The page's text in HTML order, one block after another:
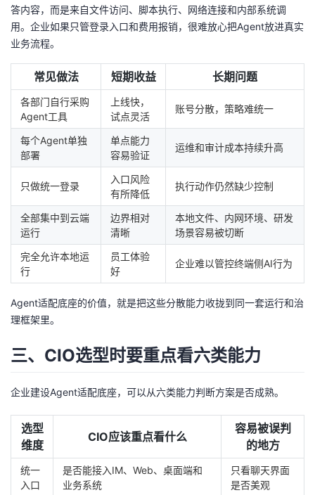
答内容，而是来自文件访问、脚本执行、网络连接和内部系统调
用。企业如果只管登录入口和费用报销，很难放心把Agent放进真实
业务流程。
常见做法 短期收益 长期问题
各部门自行采购
Agent工具
上线快，
试点灵活
账号分散，策略难统一
每个Agent单独
部署
单点能力
容易验证
运维和审计成本持续升高
只做统一登录
入口风险
有所降低
执行动作仍然缺少控制
全部集中到云端
运行
边界相对
清晰
本地文件、内网环境、研发
场景容易被切断
完全允许本地运
行
员工体验
好
企业难以管控终端侧AI行为
Agent适配底座的价值，就是把这些分散能力收拢到同一套运行和治
理框架里。
三、CIO选型时要重点看六类能力
企业建设Agent适配底座，可以从六类能力判断方案是否成熟。
选型
维度
CIO应该重点看什么
容易被误判
的地方
统一
入口
是否能接入IM、Web、桌面端和
业务系统
只看聊天界面
是否美观